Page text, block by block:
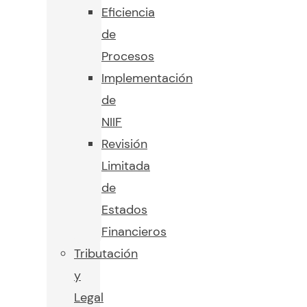
Eficiencia
de
Procesos
Implementación
de
NIIF
Revisión
Limitada
de
Estados
Financieros
Tributación
y
Legal